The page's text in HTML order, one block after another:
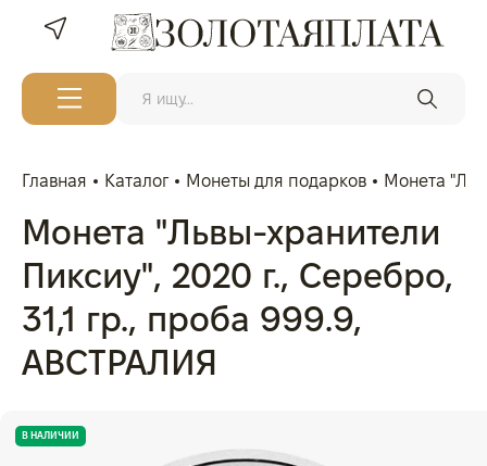
Главная Каталог Монеты для подарков Монета
Монета "Львы-хранители
Пиксиу", 2020 г., Серебро,
31,1 гр., проба 999.9,
АВСТРАЛИЯ
В НАЛИЧИИ